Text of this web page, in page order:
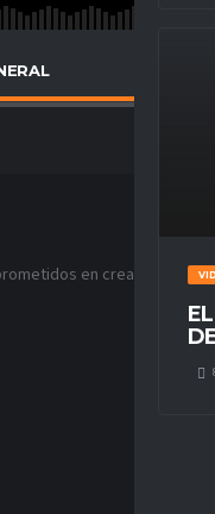
en crear ligas